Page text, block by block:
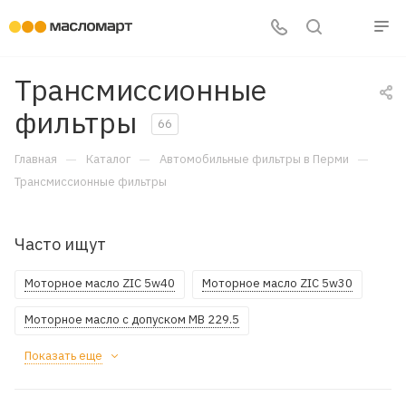
Трансмиссионные
фильтры
66
Главная — Каталог — Автомобильные фильтры в Перми —
Трансмиссионные фильтры
Часто ищут
Моторное масло ZIC 5w40 Моторное масло ZIC 5w30
Моторное масло с допуском MB 229.5
Показать еще